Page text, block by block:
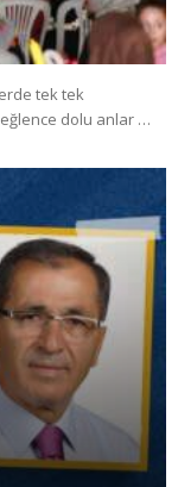
tek tek
dolu anlar …